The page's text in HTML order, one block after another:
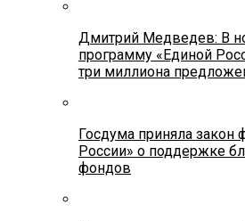
Дмитрий Медведев: В
программу «Единой
три миллиона
Госдума приняла закон
России» о поддержке
фондов